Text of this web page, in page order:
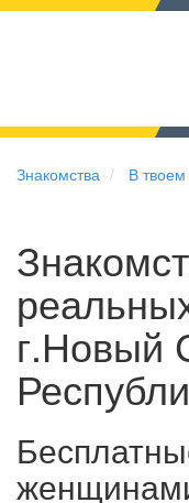
Знакомства В твоем
г.Новый